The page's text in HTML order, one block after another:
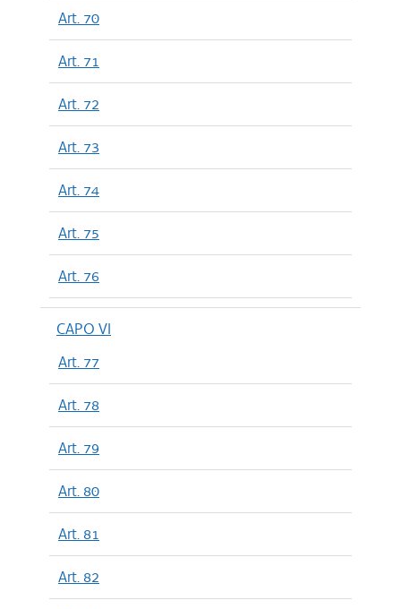
Art. 70
Art. 71
Art. 72
Art. 73
Art. 74
Art. 75
Art. 76
CAPO VI
Art. 77
Art. 78
Art. 79
Art. 80
Art. 81
Art. 82